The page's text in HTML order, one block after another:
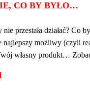
CO BY BYŁO…
przestała działać? Co
najlepszy możliwy (czyli
własny produkt…